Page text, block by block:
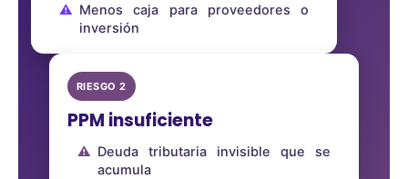
Menos caja para proveedores o
inversión
RIESGO 2
PPM insuficiente
Deuda tributaria invisible que se
acumula